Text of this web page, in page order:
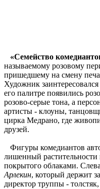
«Семейство
называемому розовому
пришедшему на смену
Художник
его палитре появились
розово-серые тона, а
артисты - клоуны,
цирка Медрано, где
друзей.
Фигуры комедиантов
лишенный растительности
покрытого облаками.
Арлекин, который держит
директор труппы -